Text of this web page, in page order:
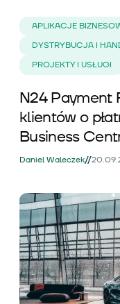
APLIKACJE
DYSTRYBUCJA I
PROJEKTY I USŁUGI
N24 Payment
klientów o
Business
Daniel Waleczek//